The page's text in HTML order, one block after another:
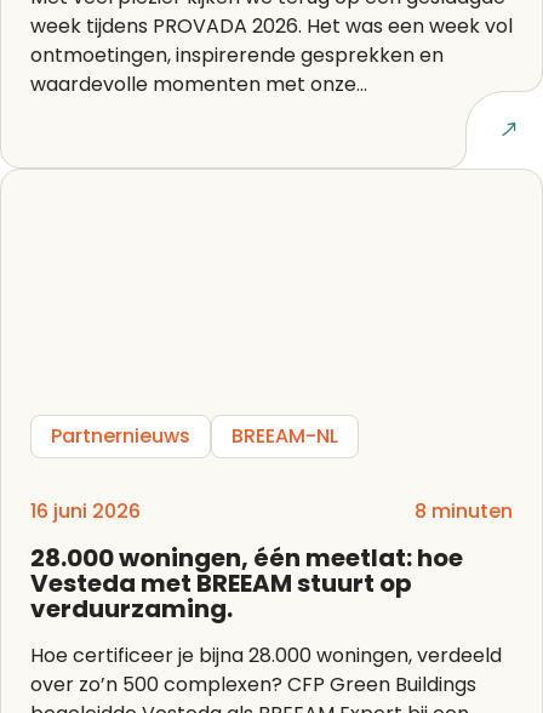
week tijdens PROVADA 2026. Het was een week vol
ontmoetingen, inspirerende gesprekken en
waardevolle momenten met onze...
Lees artikel
Partnernieuws BREEAM-NL
16 juni 2026 8 minuten
28.000 woningen, één meetlat: hoe
Vesteda met BREEAM stuurt op
verduurzaming.
Hoe certificeer je bijna 28.000 woningen, verdeeld
over zo’n 500 complexen? CFP Green Buildings